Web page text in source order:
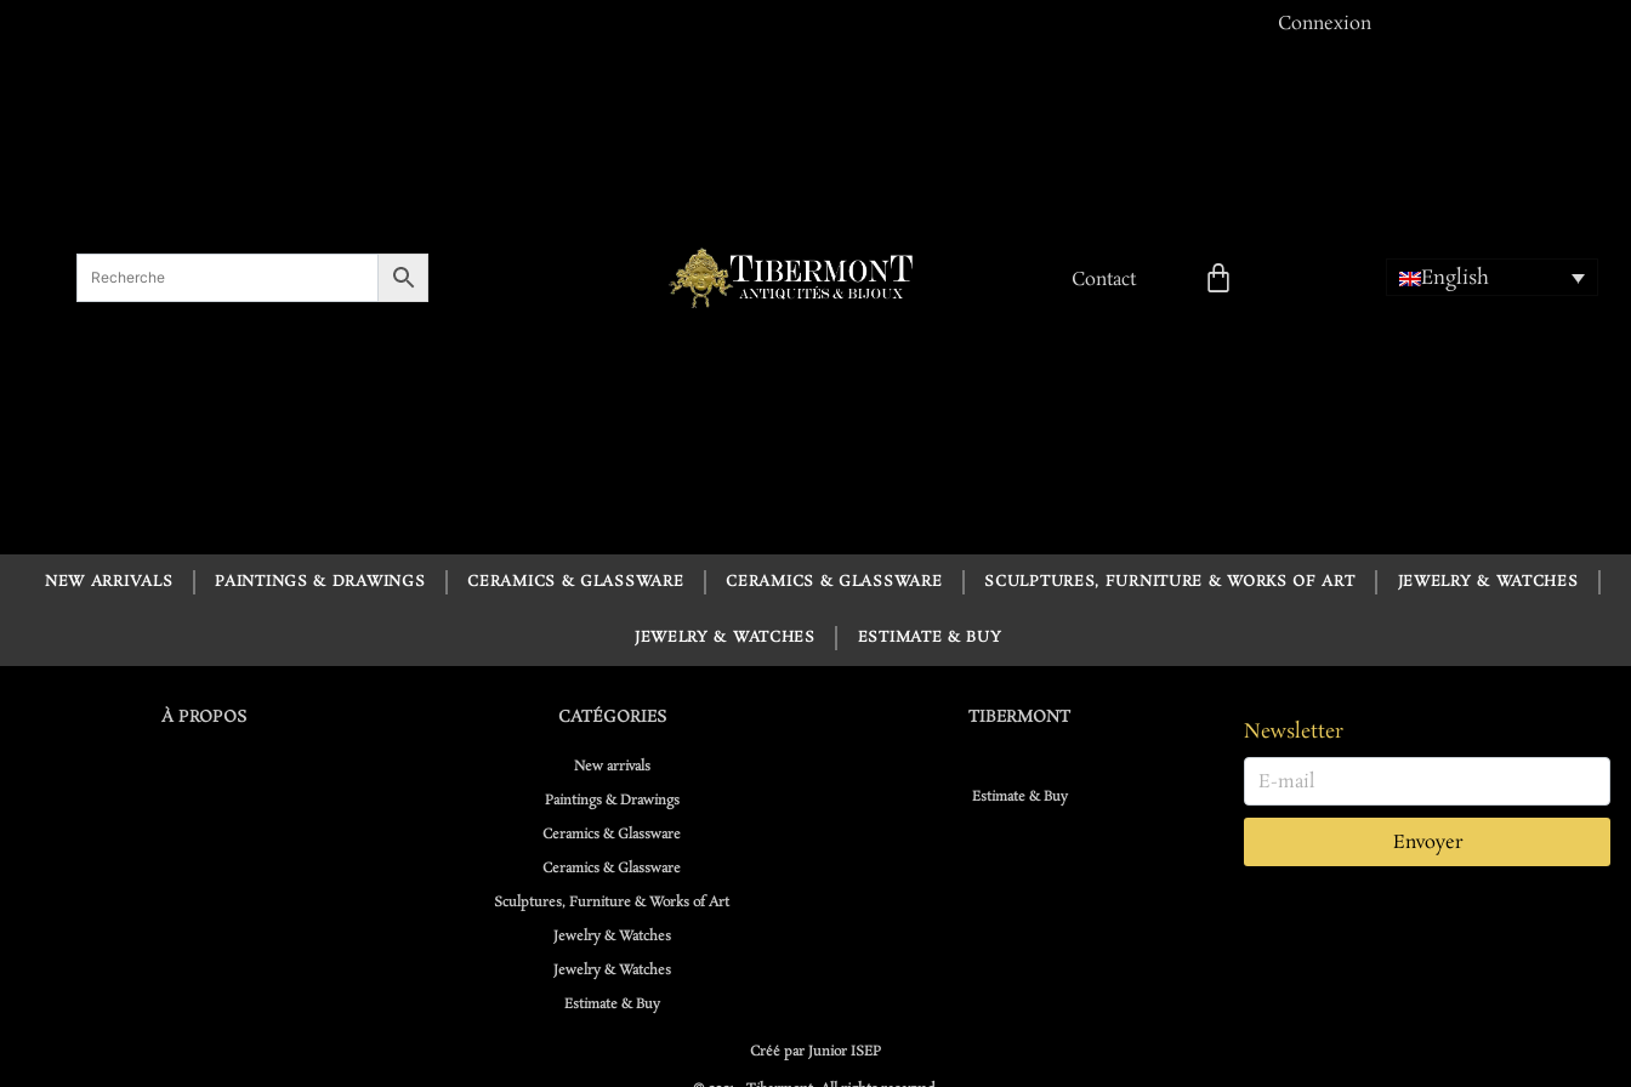
Contact
Connexion
Se souvenir de moiEnglish
NEW ARRIVALS PAINTINGS & DRAWINGS CERAMICS & GLASSWARE CERAMICS & GLASSWARE SCULPTURES, FURNITURE & WORKS OF ART JEWELRY & WATCHES
JEWELRY & WATCHES ESTIMATE & BUY
À PROPOS CATÉGORIES
New arrivals
Paintings & Drawings
Ceramics & Glassware
Ceramics & Glassware
Sculptures, Furniture & Works of Art
Jewelry & Watches
Jewelry & Watches
Estimate & Buy
TIBERMONT
Estimate & Buy
Newsletter
Envoyer
Créé par Junior ISEP